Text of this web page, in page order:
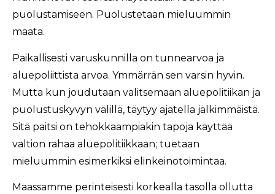
puolustamiseen. Puolustetaan mieluummin
maata.
Paikallisesti varuskunnilla on tunnearvoa ja
aluepoliittista arvoa. Ymmärrän sen varsin hyvin.
Mutta kun joudutaan valitsemaan aluepolitiikan ja
puolustuskyvyn välillä, täytyy ajatella jälkimmäistä.
Sitä paitsi on tehokkaampiakin tapoja käyttää
valtion rahaa aluepolitiikkaan; tuetaan
mieluummin esimerkiksi elinkeinotoimintaa.
Maassamme perinteisesti korkealla tasolla ollutta